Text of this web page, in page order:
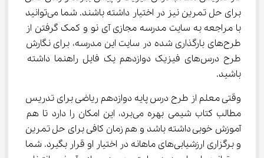
برای حل تمرین نیز در اختیار داشته باشند. شما می‌توانید
با مراجعه به سایت مدرسه مجازی آی ‌نو و کمک گرفتن از
طرح‌های بارگذاری شده در سایت این مدرسه، برای نگارش
طرح درس‌های فیزیک دوازدهم یک فایل راهنما داشته
باشید.
وقتی معلم از طرح درس پایه دوازدهم ریاضی برای تدریس
مطالب کتاب شیمی بهره می‌برد، این امکان را دارد تا هم
آموزش خوبی داشته باشد و هم زمان کافی برای حل تمرین
و برگزاری ارزشیابی‌های ماهانه در اختیار او قرار بگیرد. شما